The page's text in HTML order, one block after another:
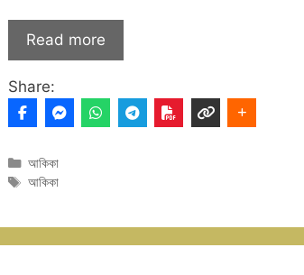
Read more
Share:
Categories
আকিকা
Tags
আকিকা